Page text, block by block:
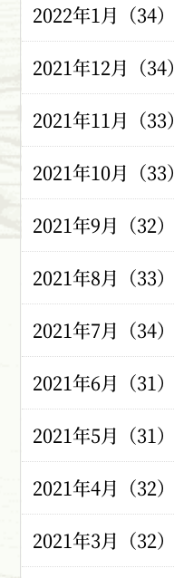
2022年1月（34）
2021年12月（34）
2021年11月（33）
2021年10月（33）
2021年9月（32）
2021年8月（33）
2021年7月（34）
2021年6月（31）
2021年5月（31）
2021年4月（32）
2021年3月（32）